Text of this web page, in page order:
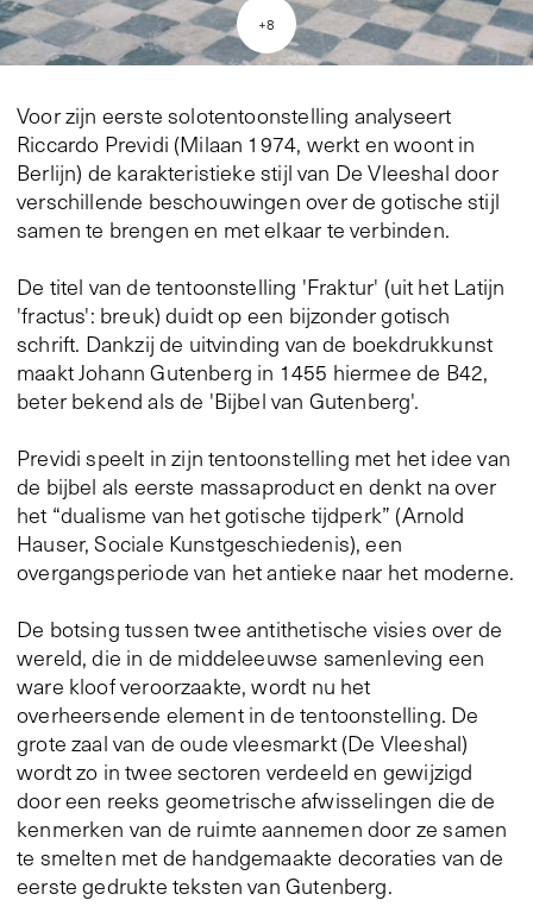
+8
Voor zijn eerste solotentoonstelling analyseert
Riccardo Previdi (Milaan 1974, werkt en woont in
Berlijn) de karakteristieke stijl van De Vleeshal door
verschillende beschouwingen over de gotische stijl
samen te brengen en met elkaar te verbinden.
De titel van de tentoonstelling 'Fraktur' (uit het Latijn
'fractus': breuk) duidt op een bijzonder gotisch
schrift. Dankzij de uitvinding van de boekdrukkunst
maakt Johann Gutenberg in 1455 hiermee de B42,
beter bekend als de 'Bijbel van Gutenberg'.
Previdi speelt in zijn tentoonstelling met het idee van
de bijbel als eerste massaproduct en denkt na over
het “dualisme van het gotische tijdperk” (Arnold
Hauser, Sociale Kunstgeschiedenis), een
overgangsperiode van het antieke naar het moderne.
De botsing tussen twee antithetische visies over de
wereld, die in de middeleeuwse samenleving een
ware kloof veroorzaakte, wordt nu het
overheersende element in de tentoonstelling. De
grote zaal van de oude vleesmarkt (De Vleeshal)
wordt zo in twee sectoren verdeeld en gewijzigd
door een reeks geometrische afwisselingen die de
kenmerken van de ruimte aannemen door ze samen
te smelten met de handgemaakte decoraties van de
eerste gedrukte teksten van Gutenberg.